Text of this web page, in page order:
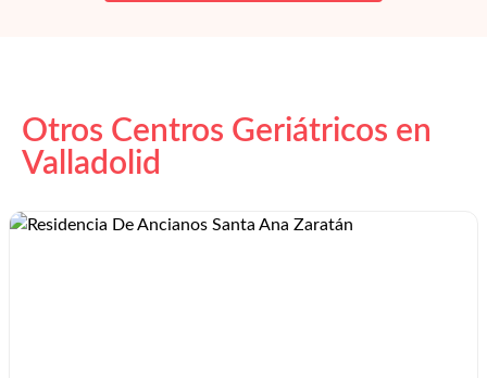
Otros Centros Geriátricos en
Valladolid